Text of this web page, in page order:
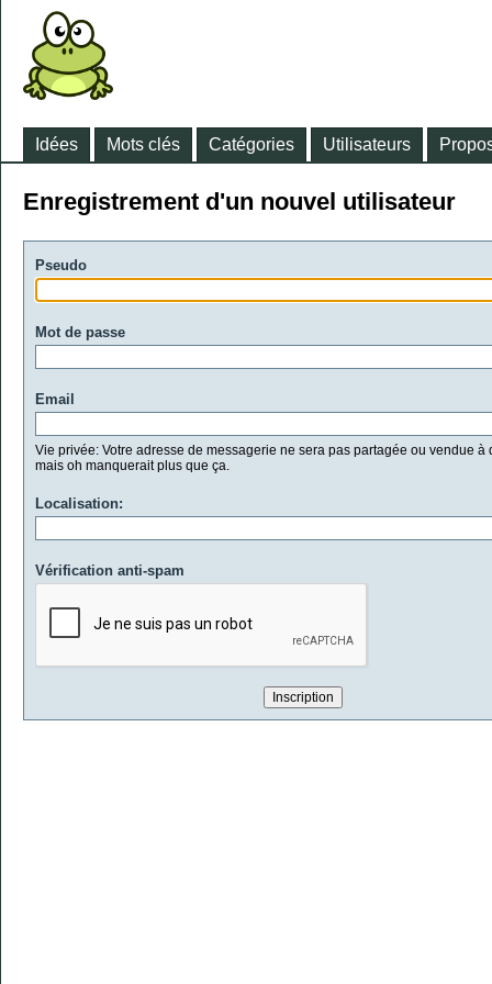
Idées Mots clés Catégories Utilisateurs
Enregistrement d'un nouvel utilisateur
Pseudo
Mot de passe
Email
Vie privée: Votre adresse de messagerie ne sera pas partagée ou vendue à
mais oh manquerait plus que ça.
Localisation:
Vérification anti-spam